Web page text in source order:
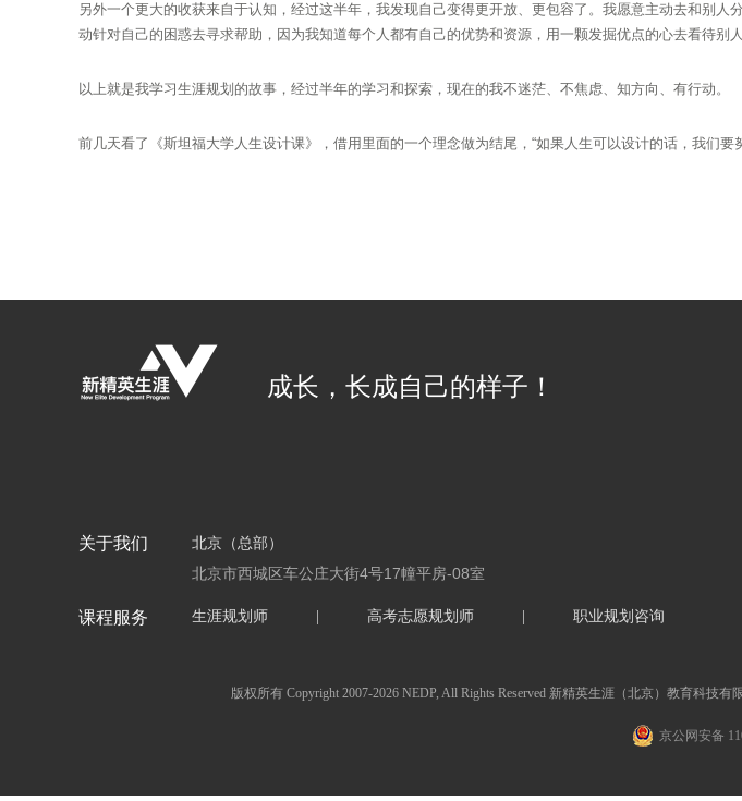
另外一个更大的收获来自于认知，经过这半年，我发现自己变得更开放、更包容了。我愿意主动去和别人
动针对自己的困惑去寻求帮助，因为我知道每个人都有自己的优势和资源，用一颗发掘优点的心去看待别人
以上就是我学习生涯规划的故事，经过半年的学习和探索，现在的我不迷茫、不焦虑、知方向、有行动。
前几天看了《斯坦福大学人生设计课》，借用里面的一个理念做为结尾，“如果人生可以设计的话，我们要
成长，长成自己的样子！
关于我们
北京（总部）
北京市西城区车公庄大街4号17幢平房-08室
课程服务 生涯规划师 高考志愿规划师 职业规划咨询
版权所有 Copyright 2007-2026 NEDP, All Rights Reserved 新精英生涯（北京）教育科技
京公网安备